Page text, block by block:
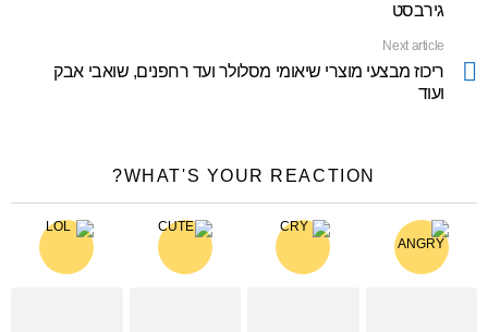
גירבסט
Next article
ריכוז מבצעי מוצרי שיאומי מסלולר ועד רחפנים, שואבי אבק
ועוד
WHAT'S YOUR REACTION?